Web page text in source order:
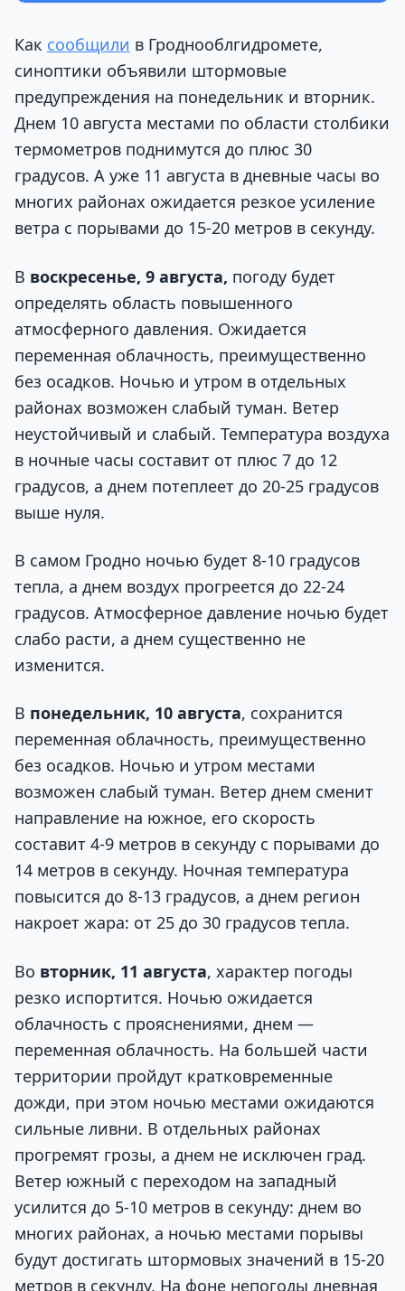
Как сообщили в Гроднооблгидромете,
синоптики объявили штормовые
предупреждения на понедельник и вторник.
Днем 10 августа местами по области столбики
термометров поднимутся до плюс 30
градусов. А уже 11 августа в дневные часы во
многих районах ожидается резкое усиление
ветра с порывами до 15-20 метров в секунду.
В воскресенье, 9 августа, погоду будет
определять область повышенного
атмосферного давления. Ожидается
переменная облачность, преимущественно
без осадков. Ночью и утром в отдельных
районах возможен слабый туман. Ветер
неустойчивый и слабый. Температура воздуха
в ночные часы составит от плюс 7 до 12
градусов, а днем потеплеет до 20-25 градусов
выше нуля.
В самом Гродно ночью будет 8-10 градусов
тепла, а днем воздух прогреется до 22-24
градусов. Атмосферное давление ночью будет
слабо расти, а днем существенно не
изменится.
В понедельник, 10 августа, сохранится
переменная облачность, преимущественно
без осадков. Ночью и утром местами
возможен слабый туман. Ветер днем сменит
направление на южное, его скорость
составит 4-9 метров в секунду с порывами до
14 метров в секунду. Ночная температура
повысится до 8-13 градусов, а днем регион
накроет жара: от 25 до 30 градусов тепла.
Во вторник, 11 августа, характер погоды
резко испортится. Ночью ожидается
облачность с прояснениями, днем —
переменная облачность. На большей части
территории пройдут кратковременные
дожди, при этом ночью местами ожидаются
сильные ливни. В отдельных районах
прогремят грозы, а днем не исключен град.
Ветер южный с переходом на западный
усилится до 5-10 метров в секунду: днем во
многих районах, а ночью местами порывы
будут достигать штормовых значений в 15-20
метров в секунду. На фоне непогоды дневная